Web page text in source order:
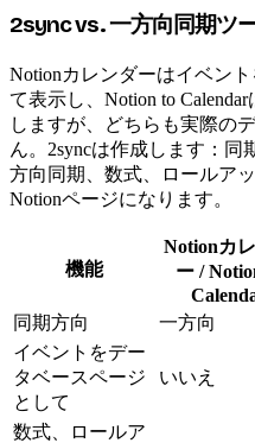
2sync vs. 一方向同期ツ
Notionカレンダーはイベン
て表示し、Notion to
しますが、どちらも実際の
ん。2syncは作成します：同
方向同期、数式、ロールア
Notionページになります。
機能
Notionカ
ー /
同期方向 一方向
イベントをデー
タベースページ
として
いいえ
数式、ロールア